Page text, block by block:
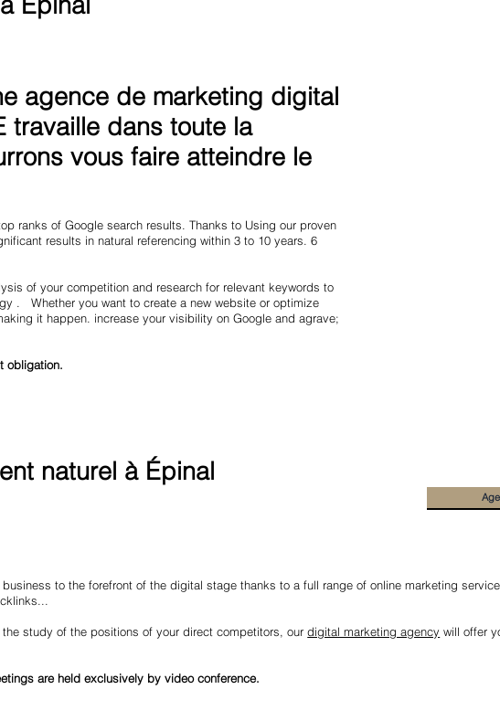
naturel à Épinal
to the forefront of the digital stage thanks to a full range of online marketing
study of the positions of your direct competitors, ourdigital marketing agency will offer
are held exclusively by video conference.
ranks of Google search results. Thanks to Using our proven
results in natural referencing within 3 to 10 years. 6
of your competition and research for relevant keywords to
. Whether you want to create a new website or optimize
it happen. increase your visibility on Google and agrave;
obligation.
agence de marketing digital
travaille dans toute la
vous faire atteindre le